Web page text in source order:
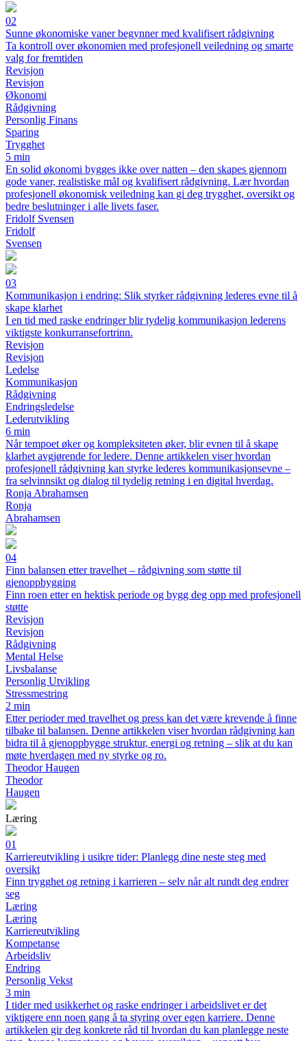
02
Sunne økonomiske vaner begynner med kvalifisert rådgivning
Ta kontroll over økonomien med profesjonell veiledning og smarte
valg for fremtiden
Revisjon
Revisjon
Økonomi
Rådgivning
Personlig Finans
Sparing
Trygghet
5 min
En solid økonomi bygges ikke over natten – den skapes gjennom
gode vaner, realistiske mål og kvalifisert rådgivning. Lær hvordan
profesjonell økonomisk veiledning kan gi deg trygghet, oversikt og
bedre beslutninger i alle livets faser.
Fridolf Svensen
Fridolf
Svensen
03
Kommunikasjon i endring: Slik styrker rådgivning lederes evne til å
skape klarhet
I en tid med raske endringer blir tydelig kommunikasjon lederens
viktigste konkurransefortrinn.
Revisjon
Revisjon
Ledelse
Kommunikasjon
Rådgivning
Endringsledelse
Lederutvikling
6 min
Når tempoet øker og kompleksiteten øker, blir evnen til å skape
klarhet avgjørende for ledere. Denne artikkelen viser hvordan
profesjonell rådgivning kan styrke lederes kommunikasjonsevne –
fra selvinnsikt og dialog til tydelig retning i en digital hverdag.
Ronja Abrahamsen
Ronja
Abrahamsen
04
Finn balansen etter travelhet – rådgivning som støtte til
gjenoppbygging
Finn roen etter en hektisk periode og bygg deg opp med profesjonell
støtte
Revisjon
Revisjon
Rådgivning
Mental Helse
Livsbalanse
Personlig Utvikling
Stressmestring
2 min
Etter perioder med travelhet og press kan det være krevende å finne
tilbake til balansen. Denne artikkelen viser hvordan rådgivning kan
bidra til å gjenoppbygge struktur, energi og retning – slik at du kan
møte hverdagen med ny styrke og ro.
Theodor Haugen
Theodor
Haugen
Læring
01
Karriereutvikling i usikre tider: Planlegg dine neste steg med
oversikt
Finn trygghet og retning i karrieren – selv når alt rundt deg endrer
seg
Læring
Læring
Karriereutvikling
Kompetanse
Arbeidsliv
Endring
Personlig Vekst
3 min
I tider med usikkerhet og raske endringer i arbeidslivet er det
viktigere enn noen gang å ta styring over egen karriere. Denne
artikkelen gir deg konkrete råd til hvordan du kan planlegge neste